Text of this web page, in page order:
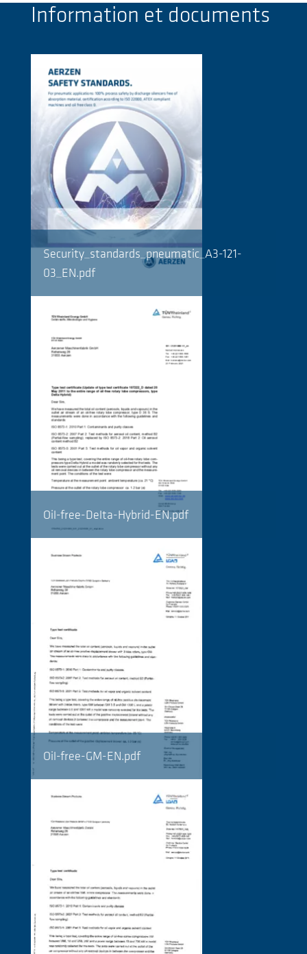
Information et documents
Security_standards_pneumatic_A3-121-
03_EN.pdf
Oil-free-Delta-Hybrid-EN.pdf
Oil-free-GM-EN.pdf